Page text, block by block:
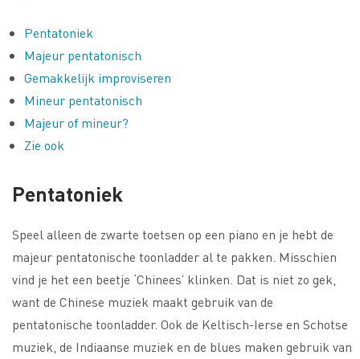
Pentatoniek
Majeur pentatonisch
Gemakkelijk improviseren
Mineur pentatonisch
Majeur of mineur?
Zie ook
Pentatoniek
Speel alleen de zwarte toetsen op een piano en je hebt de
majeur pentatonische toonladder al te pakken. Misschien
vind je het een beetje ‘Chinees’ klinken. Dat is niet zo gek,
want de Chinese muziek maakt gebruik van de
pentatonische toonladder. Ook de Keltisch-Ierse en Schotse
muziek, de Indiaanse muziek en de blues maken gebruik van